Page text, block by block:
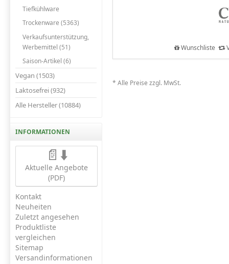
Tiefkühlware
Trockenware (5363)
Verkaufsunterstützung,
Werbemittel (51)
Saison-Artikel (6)
Vegan (1503)
Laktosefrei (932)
Alle Hersteller (10884)
INFORMATIONEN
📄⬇️
Aktuelle Angebote
(PDF)
Kontakt
Neuheiten
Zuletzt angesehen
Produktliste
vergleichen
Sitemap
Versandinformationen
Wunschliste
* Alle Preise zzgl. MwSt.